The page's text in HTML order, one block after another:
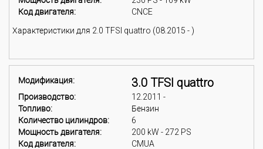
Код двигателя:
CNCE
Характеристики для 2.0 TFSI quattro (08.2015 - )
Модификация: 3.0 TFSI quattro
Производство:
12.2011 -
Топливо:
Бензин
Количество цилиндров:
6
Мощность двигателя:
200 kW - 272 PS
Код двигателя:
CMUA